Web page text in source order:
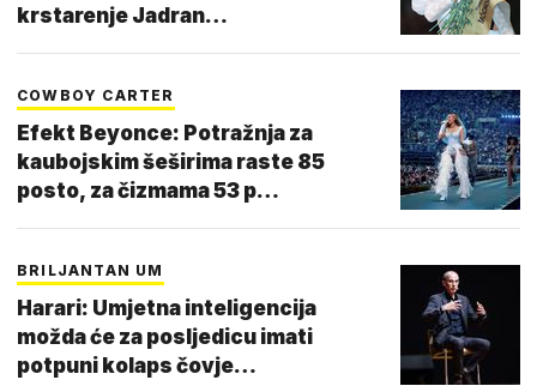
krstarenje Jadran…
COWBOY CARTER
Efekt Beyonce: Potražnja za
kaubojskim šeširima raste 85
posto, za čizmama 53 p…
BRILJANTAN UM
Harari: Umjetna inteligencija
možda će za posljedicu imati
potpuni kolaps čovje…